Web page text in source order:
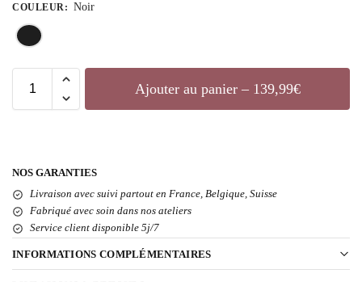
COULEUR: Noir
Ajouter au panier – 139,99€
NOS GARANTIES
Livraison avec suivi partout en France, Belgique, Suisse
Fabriqué avec soin dans nos ateliers
Service client disponible 5j/7
INFORMATIONS COMPLÉMENTAIRES